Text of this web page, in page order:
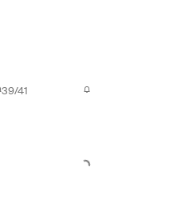
39/41